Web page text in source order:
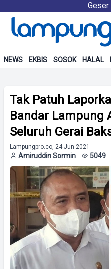
Geser
NEWS EKBIS SOSOK HALAL
Tak Patuh
Bandar Lampung
Seluruh Gerai
Lampungpro.co, 24-Jun-2021
Amiruddin Sormin 5049